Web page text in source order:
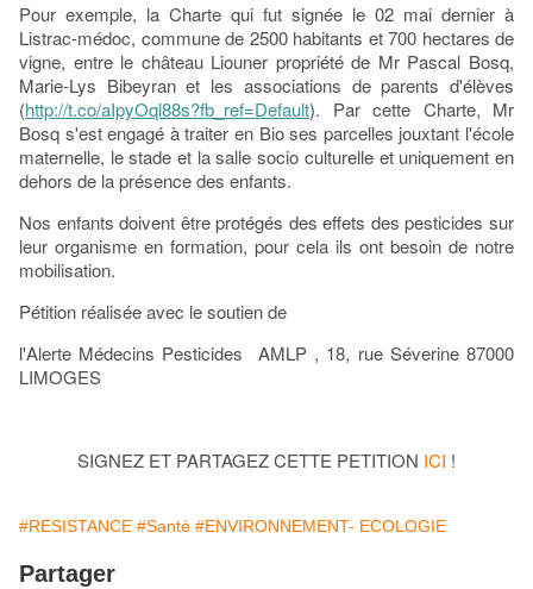
Pour exemple, la Charte qui fut signée le 02 mai dernier à
Listrac-médoc, commune de 2500 habitants et 700 hectares de
vigne, entre le château Liouner propriété de Mr Pascal Bosq,
Marie-Lys Bibeyran et les associations de parents d'élèves
(http://t.co/aIpyOql88s?fb_ref=Default). Par cette Charte, Mr
Bosq s'est engagé à traiter en Bio ses parcelles jouxtant l'école
maternelle, le stade et la salle socio culturelle et uniquement en
dehors de la présence des enfants.
Nos enfants doivent être protégés des effets des pesticides sur
leur organisme en formation, pour cela ils ont besoin de notre
mobilisation.
Pétition réalisée avec le soutien de
l'Alerte Médecins Pesticides AMLP , 18, rue Séverine 87000
LIMOGES
SIGNEZ ET PARTAGEZ CETTE PETITION ICI !
#RESISTANCE #Santé #ENVIRONNEMENT- ECOLOGIE
Partager